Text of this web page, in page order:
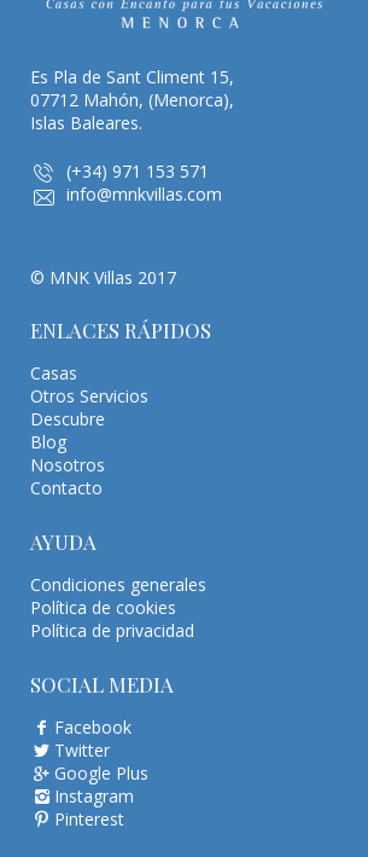
Es Pla de Sant Climent 15,
07712 Mahón, (Menorca),
Islas Baleares.
(+34) 971 153 571
info@mnkvillas.com
© MNK Villas 2017
ENLACES RÁPIDOS
Casas
Otros Servicios
Descubre
Blog
Nosotros
Contacto
AYUDA
Condiciones generales
Política de cookies
Política de privacidad
SOCIAL MEDIA
Facebook
Twitter
Google Plus
Instagram
Pinterest